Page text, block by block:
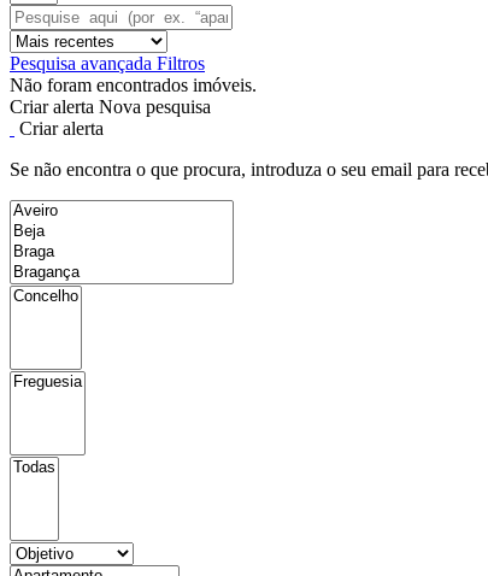
Pesquisa avançada Filtros
Não foram encontrados imóveis.
Criar alerta Nova pesquisa
Criar alerta
Se não encontra o que procura, introduza o seu email para